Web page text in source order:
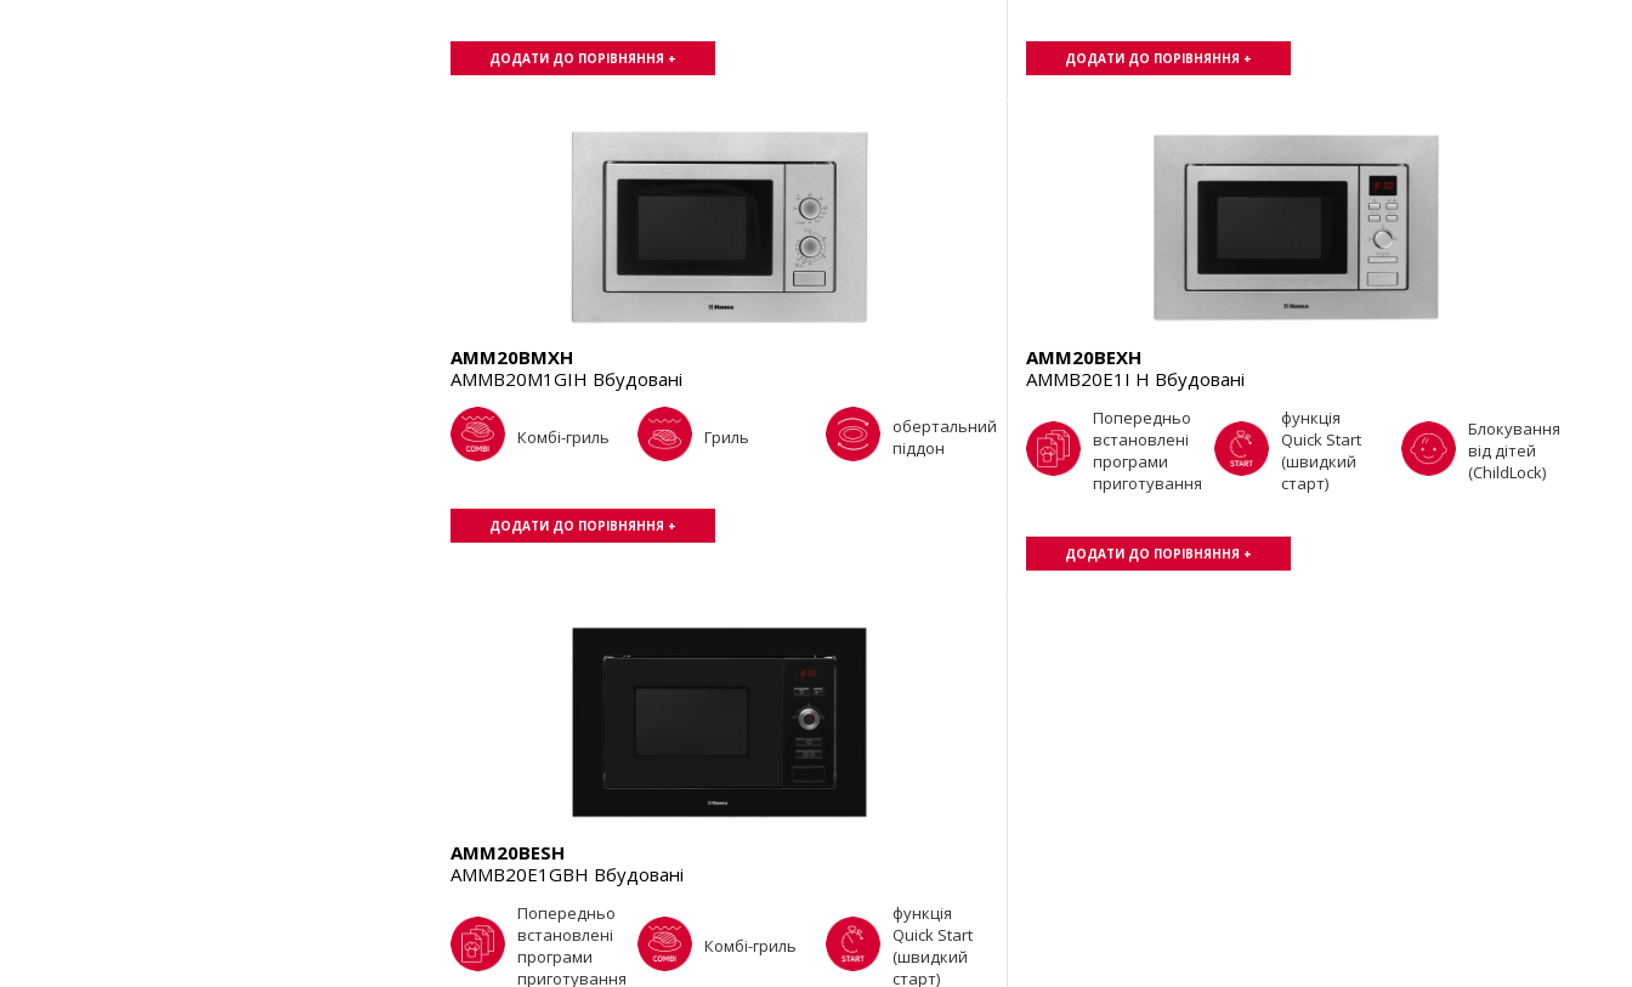
ДОДАТИ ДО ПОРІВНЯННЯ + ДОДАТИ ДО ПОРІВНЯННЯ +
AMM20BMXH
AMMB20M1GIH Вбудовані
Комбі-гриль Гриль
обертальний
піддон
ДОДАТИ ДО ПОРІВНЯННЯ +
AMM20BEXH
AMMB20E1I H Вбудовані
Попередньо
встановлені
програми
приготування
функція
Quick Start
(швидкий
старт)
Блокування
від дітей
(ChildLock)
ДОДАТИ ДО ПОРІВНЯННЯ +
AMM20BESH
AMMB20E1GBH Вбудовані
Попередньо
встановлені
програми
приготування
Комбі-гриль
функція
Quick Start
(швидкий
старт)